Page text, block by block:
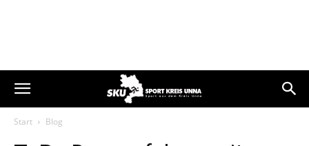
Start Blog